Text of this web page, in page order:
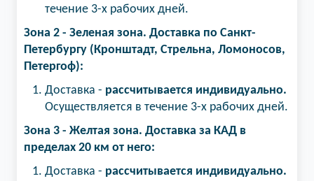
течение 3-х рабочих дней.
Зона 2 - Зеленая зона.​ Доставка по Санкт-
Петербургу (Кронштадт, Стрельна, Ломоносов,
Петергоф):
Доставка - рассчитывается индивидуально.
Осуществляется в течение 3-х рабочих дней.
Зона 3 - Желтая зона​. Доставка за КАД в
пределах 20 км от него:
Доставка - рассчитывается индивидуально.